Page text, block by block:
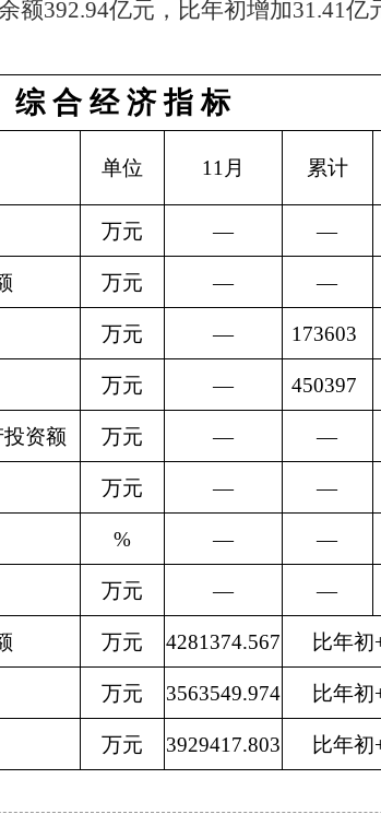
额392.94亿元，比年初增加31.41亿
综 合 经 济 指 标
单位 11月 累计
万元 — —
万元 — —
万元 — 173603
万元 — 450397
资额 万元 — —
万元 — —
% — —
万元 — —
万元 4281374.567 比年初
万元 3563549.974 比年初
万元 3929417.803 比年初